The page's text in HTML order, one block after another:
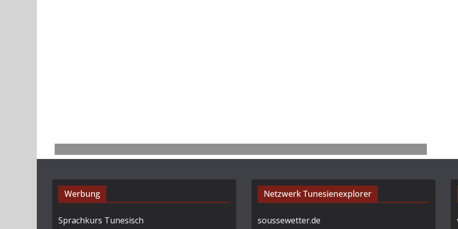
Werbung
Sprachkurs Tunesisch
Netzwerk Tunesienexplorer
soussewetter.de